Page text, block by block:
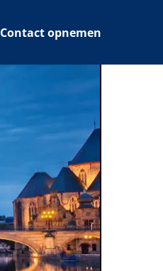
Contact opnemen